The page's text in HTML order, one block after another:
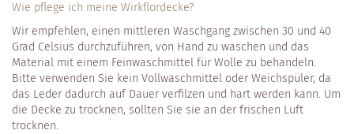
Wie pflege ich meine Wirkflordecke?
Wir empfehlen, einen mittleren Waschgang zwischen 30 und 40
Grad Celsius durchzuführen, von Hand zu waschen und das
Material mit einem Feinwaschmittel für Wolle zu behandeln.
Bitte verwenden Sie kein Vollwaschmittel oder Weichspüler, da
das Leder dadurch auf Dauer verfilzen und hart werden kann. Um
die Decke zu trocknen, sollten Sie sie an der frischen Luft
trocknen.